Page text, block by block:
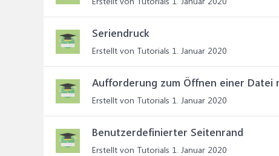
Seriendruck
Erstellt von Tutorials 1. Januar 2020
Aufforderung zum Öffnen einer Datei
Erstellt von Tutorials 1. Januar 2020
Benutzerdefinierter Seitenrand
Erstellt von Tutorials 1. Januar 2020